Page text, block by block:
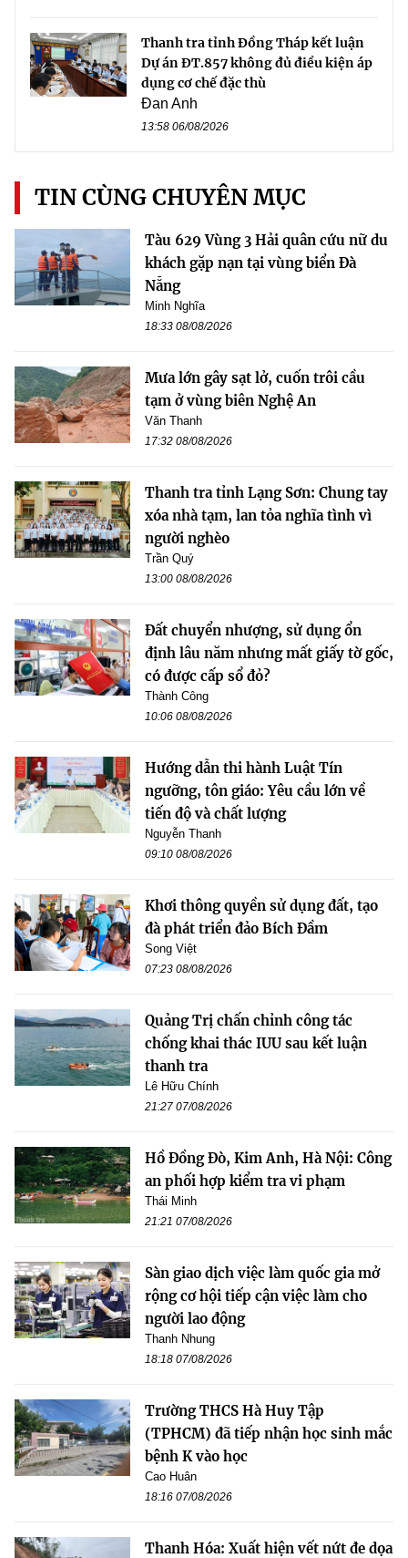
Thanh tra tỉnh Đồng Tháp kết luận
Dự án ĐT.857 không đủ điều kiện áp
dụng cơ chế đặc thù
Đan Anh
13:58 06/08/2026
TIN CÙNG CHUYÊN MỤC
Tàu 629 Vùng 3 Hải quân cứu nữ du
khách gặp nạn tại vùng biển Đà
Nẵng
Minh Nghĩa
18:33 08/08/2026
Mưa lớn gây sạt lở, cuốn trôi cầu
tạm ở vùng biên Nghệ An
Văn Thanh
17:32 08/08/2026
Thanh tra tỉnh Lạng Sơn: Chung tay
xóa nhà tạm, lan tỏa nghĩa tình vì
người nghèo
Trần Quý
13:00 08/08/2026
Đất chuyển nhượng, sử dụng ổn
định lâu năm nhưng mất giấy tờ gốc,
có được cấp sổ đỏ?
Thành Công
10:06 08/08/2026
Hướng dẫn thi hành Luật Tín
ngưỡng, tôn giáo: Yêu cầu lớn về
tiến độ và chất lượng
Nguyễn Thanh
09:10 08/08/2026
Khơi thông quyền sử dụng đất, tạo
đà phát triển đảo Bích Đầm
Song Việt
07:23 08/08/2026
Quảng Trị chấn chỉnh công tác
chống khai thác IUU sau kết luận
thanh tra
Lê Hữu Chính
21:27 07/08/2026
Hồ Đồng Đò, Kim Anh, Hà Nội: Công
an phối hợp kiểm tra vi phạm
Thái Minh
21:21 07/08/2026
Sàn giao dịch việc làm quốc gia mở
rộng cơ hội tiếp cận việc làm cho
người lao động
Thanh Nhung
18:18 07/08/2026
Trường THCS Hà Huy Tập
(TPHCM) đã tiếp nhận học sinh mắc
bệnh K vào học
Cao Huân
18:16 07/08/2026
Thanh Hóa: Xuất hiện vết nứt đe dọa